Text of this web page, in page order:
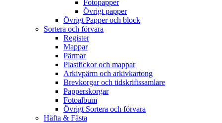
Fotopapper
Övrigt papper
Övrigt Papper och block
Sortera och förvara
Register
Mappar
Pärmar
Plastfickor och mappar
Arkivpärm och arkivkartong
Brevkorgar och tidskriftssamlare
Papperskorgar
Fotoalbum
Övrigt Sortera och förvara
Häfta & Fästa